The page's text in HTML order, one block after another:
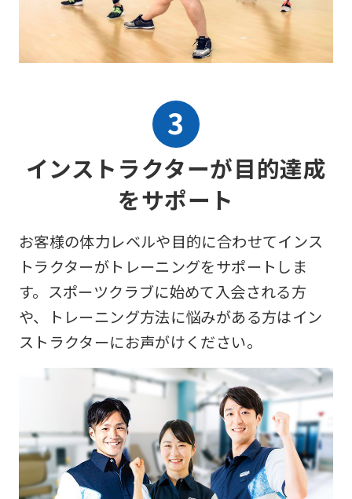
インストラクターが目的達成
をサポート
お客様の体力レベルや目的に合わせてインス
トラクターがトレーニングをサポートしま
す。スポーツクラブに始めて入会される方
や、トレーニング方法に悩みがある方はイン
ストラクターにお声がけください。